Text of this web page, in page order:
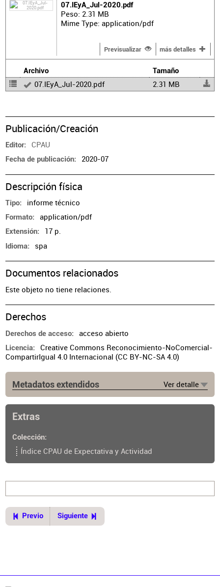
07.IEyA_Jul-2020.pdf
Peso: 2.31 MB
Mime Type: application/pdf
Previsualizar más detalles
Archivo Tamaño
07.IEyA_Jul-2020.pdf 2.31 MB
Publicación/Creación
Editor CPAU
Fecha de publicación 2020-07
Descripción física
Tipo informe técnico
Formato application/pdf
Extensión 17 p.
Idioma spa
Documentos relacionados
Este objeto no tiene relaciones.
Derechos
Derechos de acceso acceso abierto
Licencia
Creative Commons Reconocimiento-NoComercial-
CompartirIgual 4.0 Internacional (CC BY-NC-SA 4.0)
Metadatos extendidos Ver detalle
Buenos Aires
Extras
Colección
Índice CPAU de Expectativa y Actividad
Previo Siguiente